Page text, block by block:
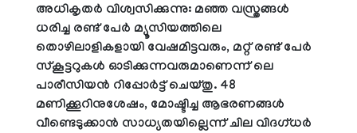
അധികൃതര്‍ വിശ്വസിക്കുന്നു: മഞ്ഞ വസ്ത്രങ്ങള്‍
ധരിച്ച രണ്ട് പേര്‍ മ്യൂസിയത്തിലെ
തൊഴിലാളികളായി വേഷമിട്ടവരും, മറ്റ് രണ്ട് പേര്‍
സ്‌കൂട്ടറുകള്‍ ഓടിക്കുന്നവരുമാണെന്ന് ലെ
പാരീസിയന്‍ റിപ്പോര്‍ട്ട് ചെയ്തു. 48
മണിക്കൂറിനുശേഷം, മോഷ്ടിച്ച ആഭരണങ്ങള്‍
വീണ്ടെടുക്കാന്‍ സാധ്യതയില്ലെന്ന് ചില വിദഗ്ധര്‍